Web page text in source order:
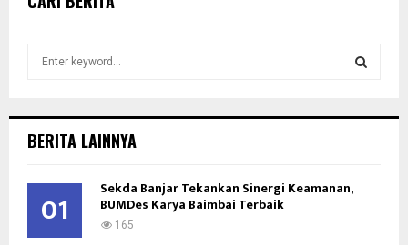
h
o
BERITA LAINNYA
01 Sekda Banjar Tekankan Sinergi Keamanan,
BUMDes Karya Baimbai Terbaik
165